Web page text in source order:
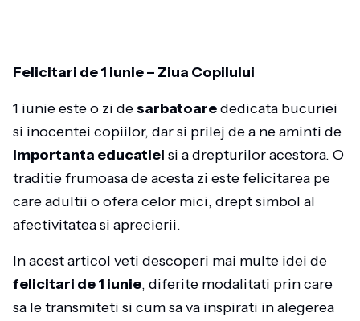
Felicitari de 1 iunie – Ziua Copilului
1 iunie este o zi desarbatoarededicata bucuriei
si inocentei copiilor, dar si prilej de a ne aminti de
importanta educatiei si a drepturilor acestora. O
traditie frumoasa de acesta zi este felicitarea pe
care adultii o ofera celor mici, drept simbol al
afectivitatea si aprecierii.
In acest articol veti descoperi mai multe idei de
felicitari de 1 iunie, diferite modalitati prin care
sa le transmiteti si cum sa va inspirati in alegerea